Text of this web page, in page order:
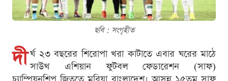
ছবি : সংগৃহীত
দী র্ঘ ২৩ বছরের শিরোপা খরা কাটাতে এবার ঘরের মাঠে
সাউথ এশিয়ান ফুটবল ফেডারেশন (সাফ)